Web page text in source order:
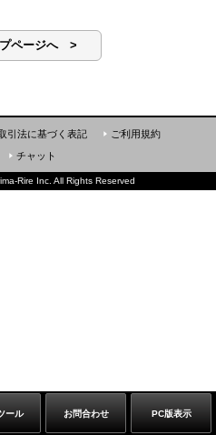
プページへ >
ール お問合わせ PC版表示
引法に基づく表記
ご利用規約
チャット
Rire Inc. All Rights Reserved